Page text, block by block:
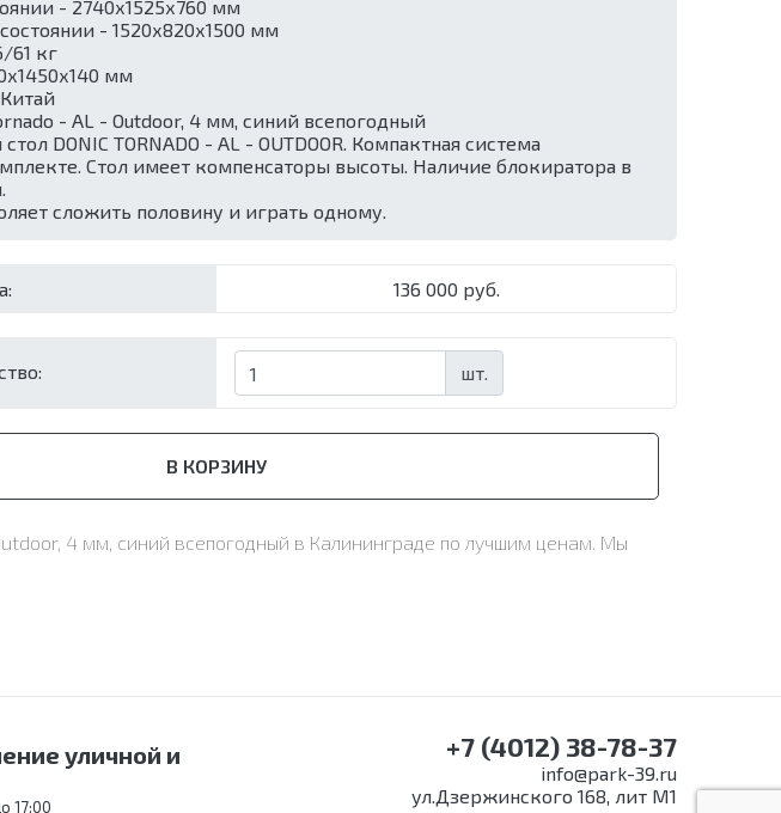
- 2740х1525х760 мм
- 1520х820х1500 мм
61 кг
мм
- AL - Outdoor, 4 мм, синий всепогодный
DONIC TORNADO - AL - OUTDOOR. Компактная система
Стол имеет компенсаторы высоты. Наличие блокиратора в
сложить половину и играть одному.
136 000 руб.
шт.
В КОРЗИНУ
4 мм, синий всепогодный в Калининграде по лучшим ценам. Мы
уличной и
17:00
+7 (4012) 38-78-37
info@park-39.ru
ул.Дзержинского 168, лит М1